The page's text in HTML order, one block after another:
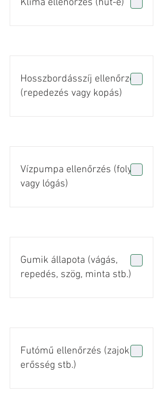
Klíma ellenőrzés (hűt-e)
Hosszbordásszíj ellenőrzés
(repedezés vagy kopás)
Vízpumpa ellenőrzés (folyás
vagy lógás)
Gumik állapota (vágás,
repedés, szög, minta stb.)
Futómű ellenőrzés (zajok +
erősség stb.)